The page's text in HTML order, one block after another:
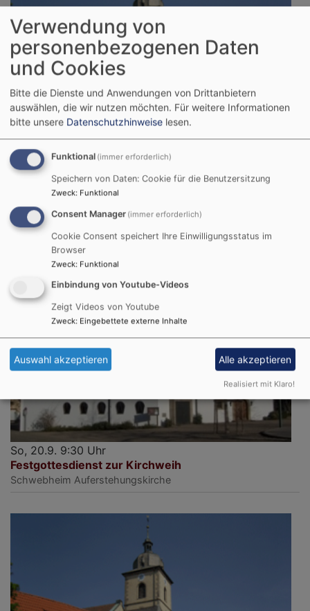
So, 13.9. 9:30 Uhr
Nachkirchweih-Gottesdienst
So, 20.9. 9:30 Uhr
Festgottesdienst zur Kirchweih
Schwebheim Auferstehungskirche
Verwendung von
personenbezogenen Daten
und Cookies
Bitte die Dienste und Anwendungen von Drittanbietern
auswählen, die wir nutzen möchten. Für weitere Informationen
bitte unsere Datenschutzhinweise lesen.
Funktional (immer erforderlich)
Speichern von Daten: Cookie für die Benutzersitzung
Zweck: Funktional
Consent Manager (immer erforderlich)
Cookie Consent speichert Ihre Einwilligungsstatus im
Browser
Zweck: Funktional
Einbindung von Youtube-Videos
Zeigt Videos von Youtube
Zweck: Eingebettete externe Inhalte
Auswahl akzeptieren Alle akzeptieren
Realisiert mit Klaro!